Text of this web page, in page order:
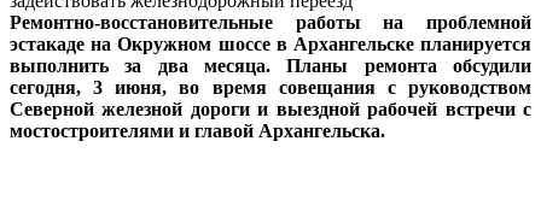
Ремонтно-восстановительные работы на проблемной
эстакаде на Окружном шоссе в Архангельске планируется
выполнить за два месяца. Планы ремонта обсудили
сегодня, 3 июня, во время совещания с руководством
Северной железной дороги и выездной рабочей встречи с
мостостроителями и главой Архангельска.